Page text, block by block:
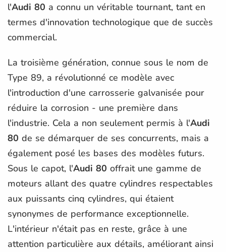
l'Audi 80 a connu un véritable tournant, tant en
termes d'innovation technologique que de succès
commercial.
La troisième génération, connue sous le nom de
Type 89, a révolutionné ce modèle avec
l'introduction d'une carrosserie galvanisée pour
réduire la corrosion - une première dans
l'industrie. Cela a non seulement permis à l'Audi
80 de se démarquer de ses concurrents, mais a
également posé les bases des modèles futurs.
Sous le capot, l'Audi 80 offrait une gamme de
moteurs allant des quatre cylindres respectables
aux puissants cinq cylindres, qui étaient
synonymes de performance exceptionnelle.
L'intérieur n'était pas en reste, grâce à une
attention particulière aux détails, améliorant ainsi